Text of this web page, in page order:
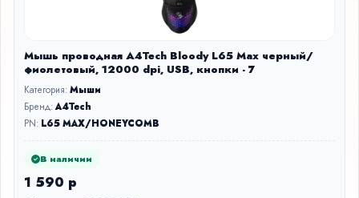
Мышь проводная A4Tech Bloody L65 Max черный/
фиолетовый, 12000 dpi, USB, кнопки - 7
Категория:Мыши
Бренд:A4Tech
PN: L65 MAX/HONEYCOMB
В наличии
1 590 р